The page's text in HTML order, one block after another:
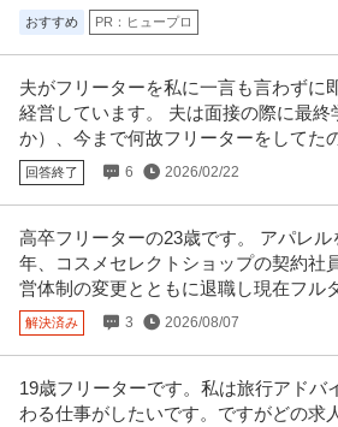
おすすめ PR：ヒュープロ
夫がフリーターを私に一言も言わずに
経営しています。 夫は面接の際に最終
か）、今まで何故フリーターをしてた
回答終了 6 2026/02/22
高卒フリーターの23歳です。 アパレ
年、コスメセレクトショップの契約社
営体制の変更とともに退職し現在フル
しています。
解決済み 3 2026/08/07
19歳フリーターです。私は旅行アドバ
わる仕事がしたいです。ですがどの求